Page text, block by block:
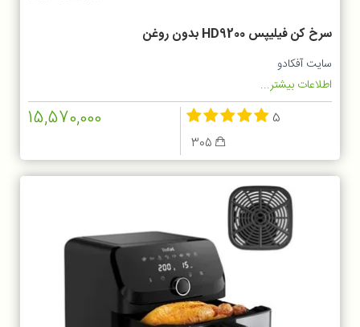
سرخ کن فيليپس HD9200 بدون روغن
سایت آفکادو
اطلاعات بیشتر...
5
305
15,570,000